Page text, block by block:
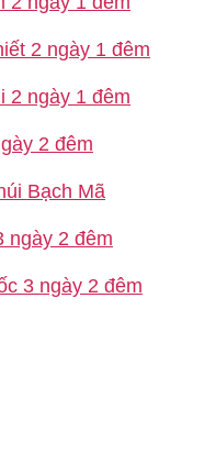
2 ngày 1 đêm
2 ngày 1 đêm
2 đêm
Bạch Mã
ngày 2 đêm
3 ngày 2 đêm